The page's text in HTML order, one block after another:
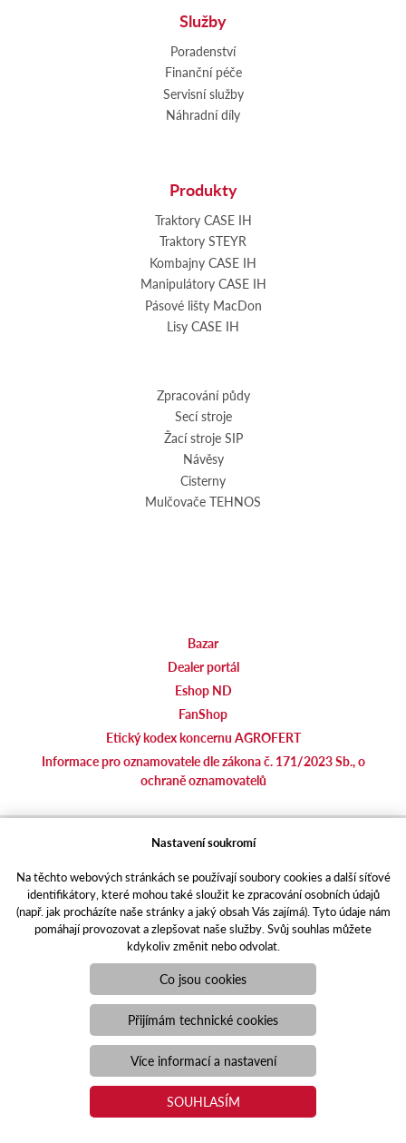
Služby
Poradenství
Finanční péče
Servisní služby
Náhradní díly
Produkty
Traktory CASE IH
Traktory STEYR
Kombajny CASE IH
Manipulátory CASE IH
Pásové lišty MacDon
Lisy CASE IH
Zpracování půdy
Secí stroje
Žací stroje SIP
Návěsy
Cisterny
Mulčovače TEHNOS
Bazar
Dealer portál
Eshop ND
FanShop
Etický kodex koncernu AGROFERT
Informace pro oznamovatele dle zákona č. 171/2023 Sb., o
ochraně oznamovatelů
Responzivní webPuxdesign | agrics.cz © 2021
Toto jsou internetové stránky společnosti AGRI CS a. s., se sídlem
v Hustopečích, Hybešova 14, PSČ 69301, IČO 26243334,
zapsané v OR vedeném Krajským soudem v Brně, oddíl B, vložka
3582. Společnost AGRI CS a.s. je členem koncernu AGROFERT
řízeného společností AGROFERT, a.s., IČO 26185610, se sídlem
na adrese Pyšelská 2327/2, Chodov, 149 00 Praha 4.
agrotec.cz
portal.caseklub.cz
shop.agrics.cz
traktorbazar.cz
eshop.agrics.cz/cs
a-finance.cz
Nastavení soukromí
Na těchto webových stránkách se používají soubory cookies a další síťové
identifikátory, které mohou také sloužit ke zpracování osobních údajů
(např. jak procházíte naše stránky a jaký obsah Vás zajímá). Tyto údaje nám
pomáhají provozovat a zlepšovat naše služby. Svůj souhlas můžete
kdykoliv změnit nebo odvolat.
Co jsou cookies
Přijímám technické cookies
Více informací a nastavení
SOUHLASÍM